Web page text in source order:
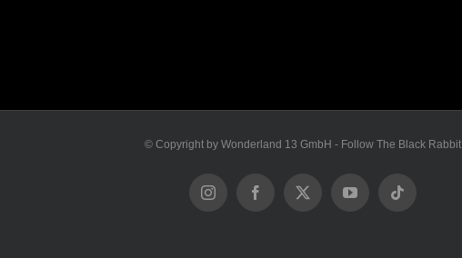
© Copyright by Wonderland 13 GmbH - Follow The Black Rabbit
InstagramFacebook
X YouTubeTiktok